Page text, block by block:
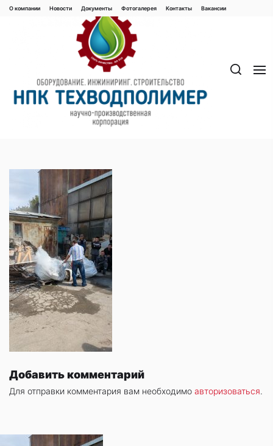
Перейти
Добавить комментарий
Для отправки комментария вам необходимо авторизоваться.
О компании Новости Документы Фотогалерея Контaкты Вакaнсии